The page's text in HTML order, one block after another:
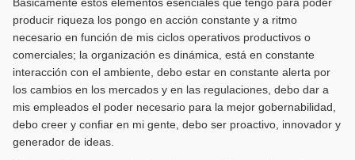
Básicamente estos elementos esenciales que tengo para poder
producir riqueza los pongo en acción constante y a ritmo
necesario en función de mis ciclos operativos productivos o
comerciales; la organización es dinámica, está en constante
interacción con el ambiente, debo estar en constante alerta por
los cambios en los mercados y en las regulaciones, debo dar a
mis empleados el poder necesario para la mejor gobernabilidad,
debo creer y confiar en mi gente, debo ser proactivo, innovador y
generador de ideas.